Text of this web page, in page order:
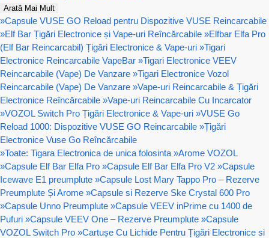
Arată Mai Mult
»Capsule VUSE GO Reload pentru Dispozitive VUSE Reincarcabile
»Elf Bar Țigări Electronice și Vape-uri Reîncărcabile »Elfbar Elfa Pro
(Elf Bar Reincarcabil) Țigări Electronice & Vape-uri »Tigari
Electronice Reincarcabile VapeBar »Tigari Electronice VEEV
Reincarcabile (Vape) De Vanzare »Tigari Electronice Vozol
Reincarcabile (Vape) De Vanzare »Vape-uri Reincarcabile & Țigări
Electronice Reîncărcabile »Vape-uri Reincarcabile Cu Incarcator
»VOZOL Switch Pro Țigări Electronice & Vape-uri »VUSE Go
Reload 1000: Dispozitive VUSE GO Reincarcabile »Țigări
Electronice Vuse Go Reîncărcabile
»Toate: Tigara Electronica de unica folosinta »Arome VOZOL
»Capsule Elf Bar Elfa Pro »Capsule Elf Bar Elfa Pro V2 »Capsule
Icewave E1 preumplute »Capsule Lost Mary Tappo Pro – Rezerve
Preumplute Și Arome »Capsule si Rezerve Ske Crystal 600 Pro
»Capsule Unno Preumplute »Capsule VEEV inPrime cu 1400 de
Pufuri »Capsule VEEV One – Rezerve Preumplute »Capsule
VOZOL Switch Pro »Cartușe Cu Lichide Pentru Țigări Electronice si